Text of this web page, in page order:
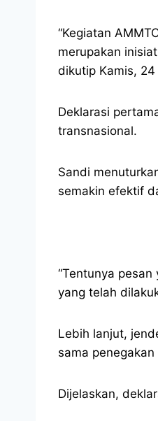
“Kegiatan
merupakan
dikutip Kamis,
Deklarasi
transnasional.
Sandi
semakin efektif
“Tentunya
yang telah
Lebih lanjut,
sama
Dijelaskan,